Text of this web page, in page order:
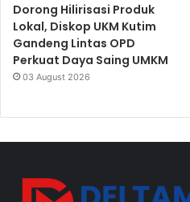
Dorong Hilirisasi Produk
Lokal, Diskop UKM Kutim
Gandeng Lintas OPD
Perkuat Daya Saing UMKM
03 August 2026